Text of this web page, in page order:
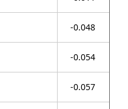
-0.048
-0.054
-0.057